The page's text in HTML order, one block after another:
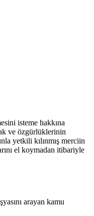
isteme hakkına
ve özgürlüklerinin
yetkili kılınmış merciin
el koymadan itibariyle
arayan kamu